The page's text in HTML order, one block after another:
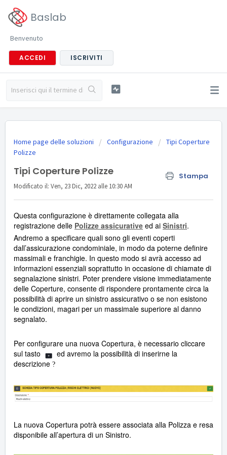
Baslab
Benvenuto
ACCEDI ISCRIVITI
Home page delle soluzioni Configurazione
Tipi Coperture
Polizze
Tipi Coperture Polizze Stampa
Modificato il: Ven, 23 Dic, 2022 alle 10:30 AM
Questa configurazione è direttamente collegata alla
registrazione delle Polizze assicurative ed ai Sinistri.
Andremo a specificare quali sono gli eventi coperti
dall’assicurazione condominiale, in modo da poterne definire
massimali e franchigie. In questo modo si avrà accesso ad
informazioni essenziali soprattutto in occasione di chiamate di
segnalazione sinistri. Poter prendere visione immediatamente
delle Coperture, consente di rispondere prontamente circa la
possibilità di aprire un sinistro assicurativo o se non esistono
le condizioni, magari per un massimale superiore al danno
segnalato.
Per configurare una nuova Copertura, è necessario cliccare
sul tasto
ed avremo la possibilità di inserirne la
descrizione ?
La nuova Copertura potrà essere associata alla Polizza e resa
disponibile all’apertura di un Sinistro.